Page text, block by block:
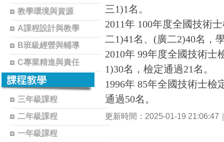
1101-
1101-
曹
教學環境與資源
A課程設計與教學
B班級經營與輔導
C專業精進與責任
三年級課程
二年級課程
一年級課程
三1)1名。
2011年 100年度全國技術
二1)41名、(廣二2)40名，
2010年 99年度全國技術
1)30名，檢定通過21名。
1996年 85年全國技術士
通過50名。
更新時間：2025-01-19 21:06:47